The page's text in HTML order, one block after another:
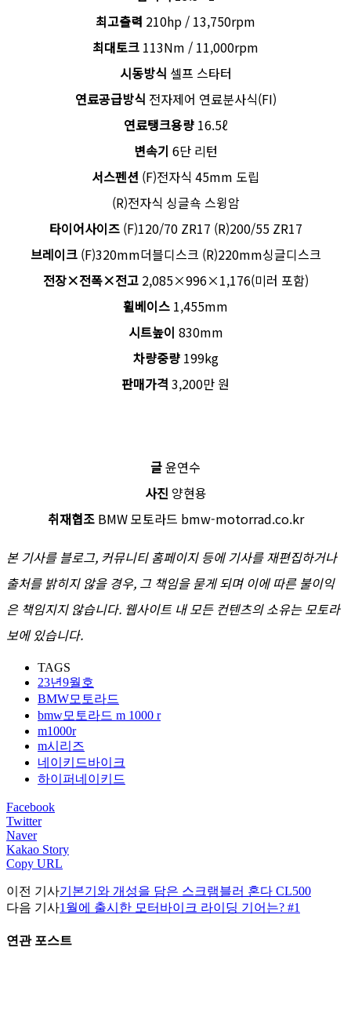
최고출력 210hp / 13,750rpm
최대토크 113Nm / 11,000rpm
시동방식 셀프 스타터
연료공급방식 전자제어 연료분사식(FI)
연료탱크용량 16.5ℓ
변속기 6단 리턴
서스펜션 (F)전자식 45mm 도립
(R)전자식 싱글쇽 스윙암
타이어사이즈(F)120/70 ZR17 (R)200/55 ZR17
브레이크(F)320mm더블디스크 (R)220mm싱글디스크
전장×전폭×전고2,085×996×1,176(미러 포함)
휠베이스 1,455mm
시트높이 830mm
차량중량199kg
판매가격 3,200만 원
글윤연수
사진 양현용
취재협조BMW 모토라드 bmw-motorrad.co.kr
본 기사를 블로그, 커뮤니티 홈페이지 등에 기사를 재편집하거나
출처를 밝히지 않을 경우, 그 책임을 묻게 되며 이에 따른 불이익
은 책임지지 않습니다. 웹사이트 내 모든 컨텐츠의 소유는 모토라
보에 있습니다.
TAGS
23년9월호
BMW모토라드
bmw모토라드 m 1000 r
m1000r
m시리즈
네이키드바이크
하이퍼네이키드
Facebook
Twitter
Naver
Kakao Story
Copy URL
이전 기사기본기와 개성을 담은 스크램블러 혼다 CL500
다음 기사1월에 출시한 모터바이크 라이딩 기어는? #1
연관 포스트